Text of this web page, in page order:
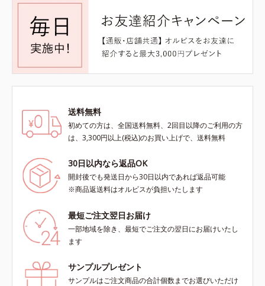
送料無料
初めての方は、全国送料無料、2回目以降のご利用の方
は、3,300円以上(税込)のお買い上げで、送料無料
30日以内なら返品OK
開封後でも発送日から30日以内であれば返品可能
※商品返送料はオルビスが負担いたします
最短ご注文翌日お届け
一部地域を除き、最短でご注文の翌日にお届けいたし
ます
サンプルプレゼント
サンプルはご注文商品の合計個数までお選びいただけ